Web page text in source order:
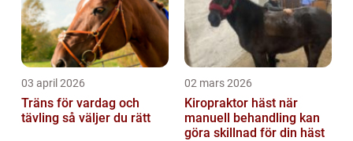
03 april 2026
Träns för vardag och
tävling så väljer du rätt
02 mars 2026
Kiropraktor häst när
manuell behandling kan
göra skillnad för din häst